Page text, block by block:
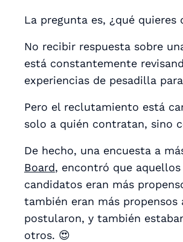
La pregunta es, ¿qué quieres
No recibir respuesta sobre
está constantemente
experiencias de pesadilla
Pero el reclutamiento está
solo a quién contratan, sino
De hecho, una encuesta a
Board, encontró que
candidatos eran más
también eran más
postularon, y también
otros. 😍